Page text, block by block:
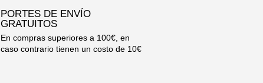
PORTES DE ENVÍO
GRATUITOS
En compras superiores a 100€, en
caso contrario tienen un costo de 10€